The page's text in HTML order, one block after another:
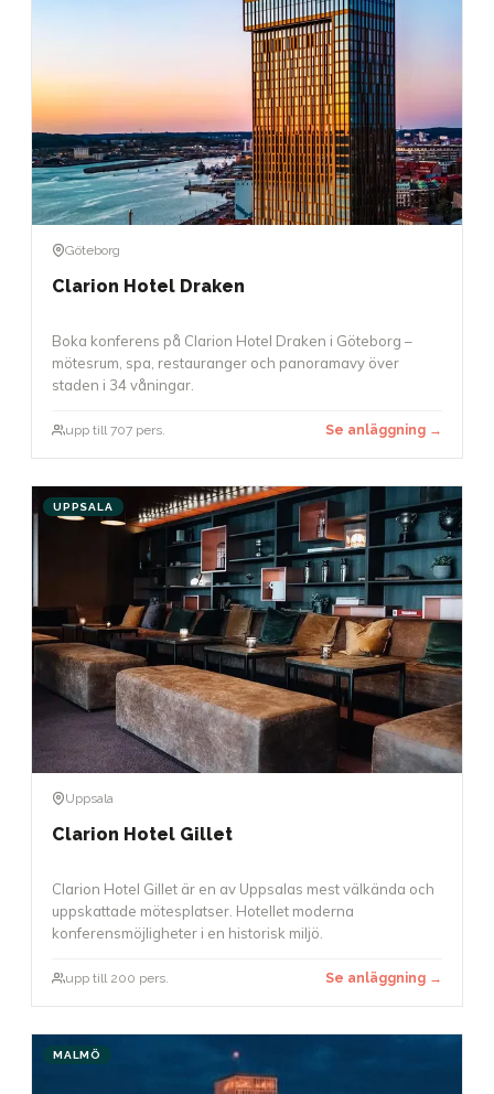
Göteborg
Clarion Hotel Draken
Boka konferens på Clarion Hotel Draken i Göteborg –
mötesrum, spa, restauranger och panoramavy över
staden i 34 våningar.
upp till 707 pers. Se anläggning →
UPPSALA
Uppsala
Clarion Hotel Gillet
Clarion Hotel Gillet är en av Uppsalas mest välkända och
uppskattade mötesplatser. Hotellet moderna
konferensmöjligheter i en historisk miljö.
upp till 200 pers. Se anläggning →
MALMÖ